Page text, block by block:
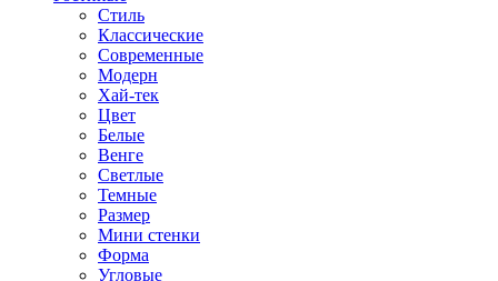
Стиль
Классические
Современные
Модерн
Хай-тек
Цвет
Белые
Венге
Светлые
Темные
Размер
Мини стенки
Форма
Угловые